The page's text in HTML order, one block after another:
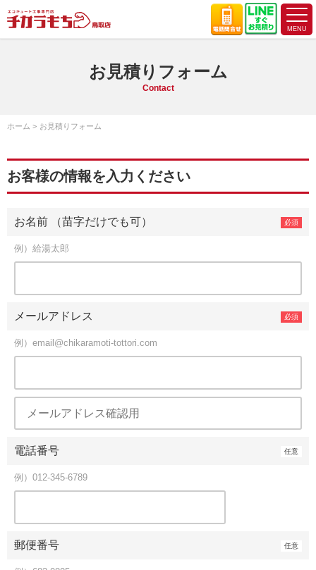
お見積りフォーム
Contact
ホーム お見積りフォーム
お客様の情報を入力ください
お名前 （苗字だけでも可）
例）給湯太郎
メールアドレス
例）email@chikaramoti-tottori.com
電話番号
例）012-345-6789
郵便番号